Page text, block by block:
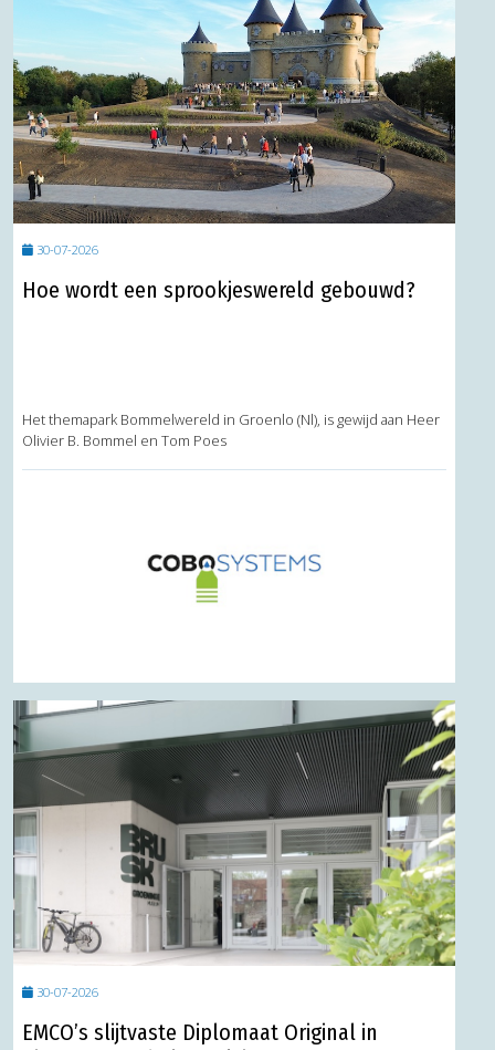
30-07-2026
Hoe wordt een sprookjeswereld gebouwd?
Het themapark Bommelwereld in Groenlo (Nl), is gewijd aan Heer
Olivier B. Bommel en Tom Poes
30-07-2026
EMCO’s slijtvaste Diplomaat Original in